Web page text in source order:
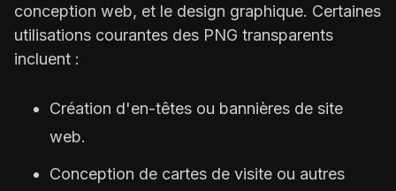
conception web, et le design graphique. Certaines
utilisations courantes des PNG transparents
incluent :
Création d'en-têtes ou bannières de site
web.
Conception de cartes de visite ou autres